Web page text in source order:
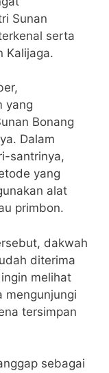
Sunan
serta
Kalijaga.
yang
Bonang
Dalam
santrinya,
yang
alat
primbon.
dakwah
diterima
melihat
mengunjungi
tersimpan
sebagai